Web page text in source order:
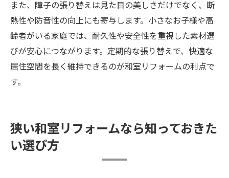
また、障子の張り替えは見た目の美しさだけでなく、断
熱性や防音性の向上にも寄与します。小さなお子様や高
齢者がいる家庭では、耐久性や安全性を重視した素材選
びが安心につながります。定期的な張り替えで、快適な
居住空間を長く維持できるのが和室リフォームの利点で
す。
狭い和室リフォームなら知っておきた
い選び方